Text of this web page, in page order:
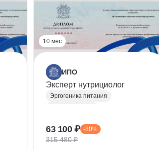
10 мес
ИПО
Эксперт нутрициолог
Эргогеника питания
Бренд-менеджмент
63 100 ₽ -80%
315 480 ₽